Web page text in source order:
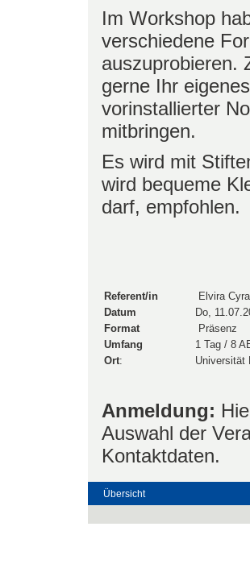
Im Workshop
verschiedene
auszuprobieren.
gerne Ihr
vorinstallierter
mitbringen.
Es wird mit
wird bequeme
darf, empfohlen.
Referent/in
Elvira
Datum
Do,
Format
Präsenz
Umfang
1 Tag / 8
Ort: Universität
Anmeldung:
Auswahl der
Kontaktdaten.
Übersicht